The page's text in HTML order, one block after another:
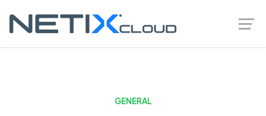
GENERAL